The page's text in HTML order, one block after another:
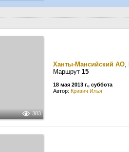
383
Ханты-Мансийский АО,
Маршрут 15
18 мая 2013 г., суббота
Автор: Кривич Илья